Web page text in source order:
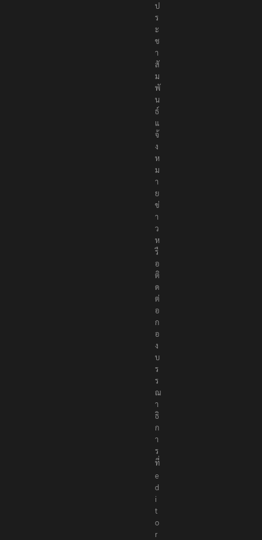
ป
ร
ะ
ช
า
สั
ม
พั
น
ธ์
แ
จ้
ง
ห
ม
า
ย
ข่
า
ว
ห
รื
อ
ติ
ด
ต่
อ
ก
อ
ง
บ
ร
ร
ณ
า
ธิ
ก
า
ร
ที่
e
d
i
t
o
r